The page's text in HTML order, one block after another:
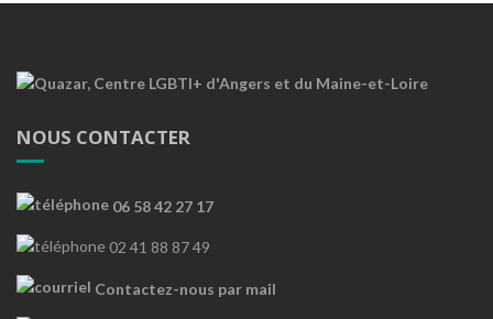
NOUS CONTACTER
06 58 42 27 17
02 41 88 87 49
Contactez-nous par mail